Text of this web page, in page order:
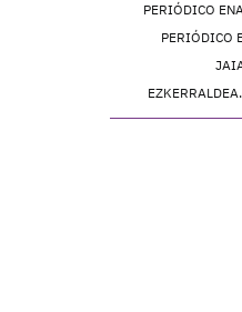
PERIÓDICO
PERIÓDICO